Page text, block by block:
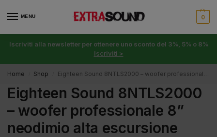
MENU 0
Iscriviti alla newsletter per ottenere uno sconto del 3%, 5% o 8%
Iscriviti >
Home Shop Eighteen Sound 8NTLS2000 – woofer professionale 8” neodimio alta escursione
Eighteen Sound 8NTLS2000
– woofer professionale 8”
neodimio alta escursione